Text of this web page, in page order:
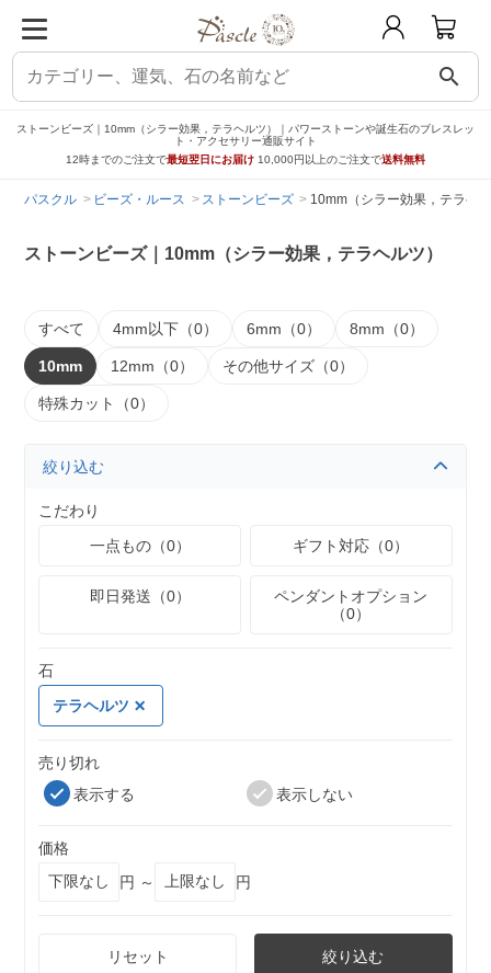
search
ストーンビーズ｜10mm（シラー効果，テラヘルツ）｜パワーストーンや誕生石のブレスレッ
ト・アクセサリー通販サイト
12時までのご注文で最短翌日にお届け 10,000円以上のご注文で送料無料
パスクル ビーズ・ルース ストーンビーズ 10mm（シラー効果，テラヘ
ストーンビーズ｜10mm（シラー効果，テラヘルツ）
すべて 4mm以下（0） 6mm（0） 8mm（0）
10mm 12mm（0） その他サイズ（0）
特殊カット（0）
絞り込む
こだわり
一点もの（0）
ギフト対応（0）
即日発送（0）
ペンダントオプション
（0）
石
テラヘルツ
売り切れ
表示する
表示しない
価格
円 ～
円
リセット 絞り込む